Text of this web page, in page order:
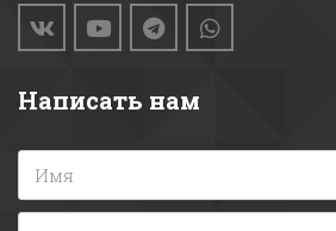
Написать нам